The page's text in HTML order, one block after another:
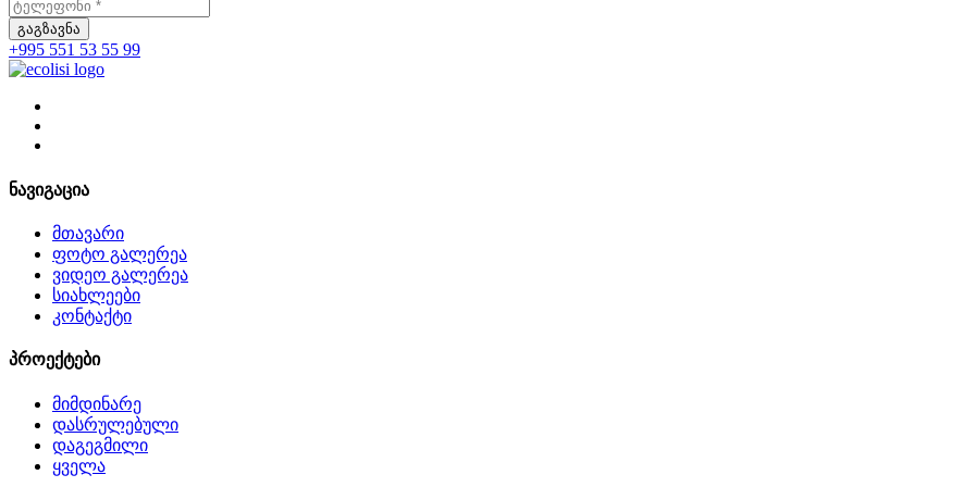
გაგზავნა
+995 551 53 55 99
ნავიგაცია
მთავარი
ფოტო გალერეა
ვიდეო გალერეა
სიახლეები
კონტაქტი
პროექტები
მიმდინარე
დასრულებული
დაგეგმილი
ყველა